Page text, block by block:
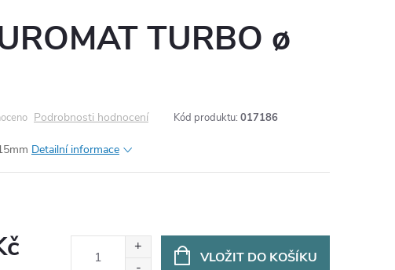
TURBO ø
Podrobnosti hodnocení Kód produktu: 017186
Detailní informace
VLOŽIT DO KOŠÍKU